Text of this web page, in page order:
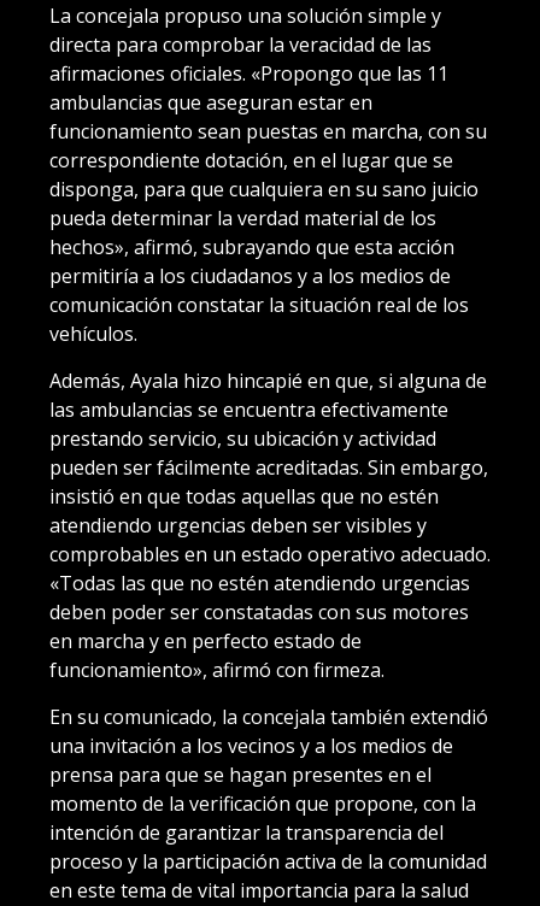
La concejala propuso una solución simple y
directa para comprobar la veracidad de las
afirmaciones oficiales. «Propongo que las 11
ambulancias que aseguran estar en
funcionamiento sean puestas en marcha, con su
correspondiente dotación, en el lugar que se
disponga, para que cualquiera en su sano juicio
pueda determinar la verdad material de los
hechos», afirmó, subrayando que esta acción
permitiría a los ciudadanos y a los medios de
comunicación constatar la situación real de los
vehículos.
Además, Ayala hizo hincapié en que, si alguna de
las ambulancias se encuentra efectivamente
prestando servicio, su ubicación y actividad
pueden ser fácilmente acreditadas. Sin embargo,
insistió en que todas aquellas que no estén
atendiendo urgencias deben ser visibles y
comprobables en un estado operativo adecuado.
«Todas las que no estén atendiendo urgencias
deben poder ser constatadas con sus motores
en marcha y en perfecto estado de
funcionamiento», afirmó con firmeza.
En su comunicado, la concejala también extendió
una invitación a los vecinos y a los medios de
prensa para que se hagan presentes en el
momento de la verificación que propone, con la
intención de garantizar la transparencia del
proceso y la participación activa de la comunidad
en este tema de vital importancia para la salud